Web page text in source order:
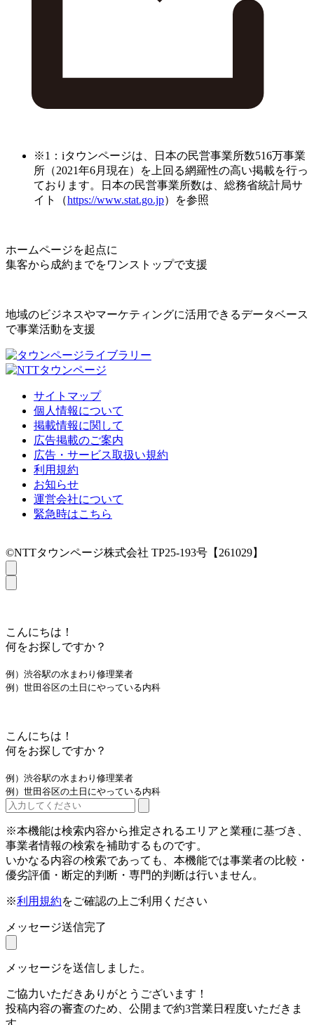
※1：iタウンページは、日本の民営事業所数516万事業
所（2021年6月現在）を上回る網羅性の高い掲載を行っ
ております。日本の民営事業所数は、総務省統計局サ
イト（https://www.stat.go.jp）を参照
ホームページを起点に
集客から成約までをワンストップで支援
地域のビジネスやマーケティングに活用できるデータベース
で事業活動を支援
サイトマップ
個人情報について
掲載情報に関して
広告掲載のご案内
広告・サービス取扱い規約
利用規約
お知らせ
運営会社について
緊急時はこちら
©NTTタウンページ株式会社 TP25-193号【261029】
こんにちは！
何をお探しですか？
例）渋谷駅の水まわり修理業者
例）世田谷区の土日にやっている内科
こんにちは！
何をお探しですか？
例）渋谷駅の水まわり修理業者
例）世田谷区の土日にやっている内科
※本機能は検索内容から推定されるエリアと業種に基づき、
事業者情報の検索を補助するものです。
いかなる内容の検索であっても、本機能では事業者の比較・
優劣評価・断定的判断・専門的判断は行いません。
※利用規約をご確認の上ご利用ください
メッセージ送信完了
メッセージを送信しました。
ご協力いただきありがとうございます！
投稿内容の審査のため、公開まで約3営業日程度いただきま